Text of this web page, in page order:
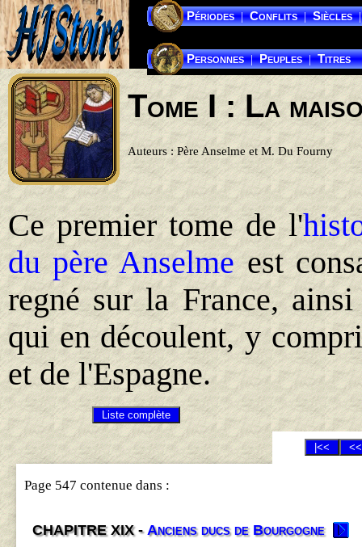
Périodes | Conflits | Siècles |
Personnes | Peuples | Titres
Tome I : La
Auteurs : Père Anselme et M. Du Fourny
Ce premier tome de l'
du père Anselmeest
regné sur la France,
qui en découlent, y
et de l'Espagne.
Page 547 contenue dans :
CHAPITRE XIX -Anciens ducs de Bourgogne